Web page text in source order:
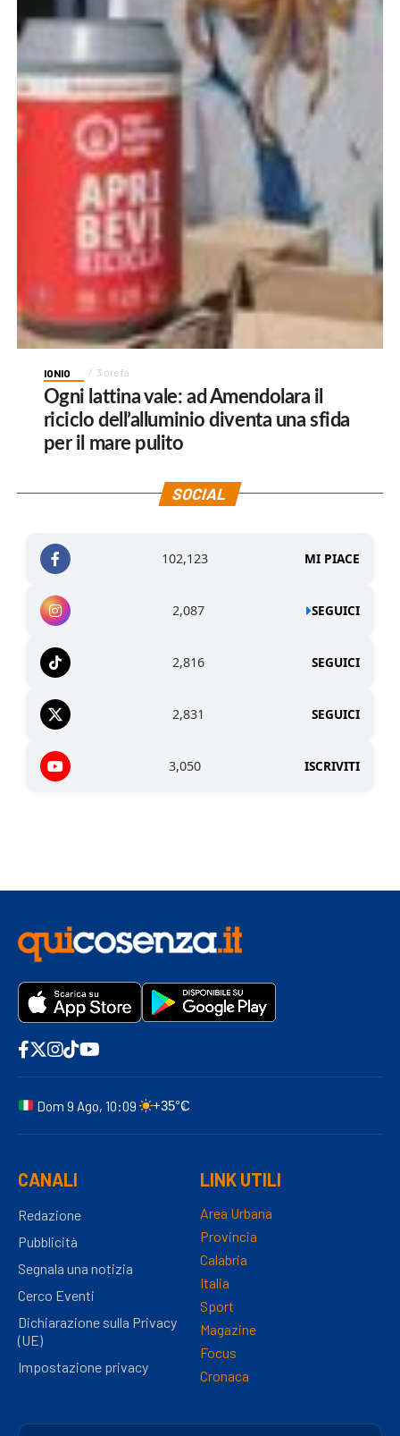
IONIO 3 ore fa
Ogni lattina vale: ad Amendolara il
riciclo dell’alluminio diventa una sfida
per il mare pulito
SOCIAL
102,123 MI PIACE
2,087 SEGUICI
2,816 SEGUICI
2,831 SEGUICI
3,050 ISCRIVITI
Dom 9 Ago, 10:09 +35°C
CANALI
Redazione
Pubblicità
Segnala una notizia
Cerco Eventi
Dichiarazione sulla Privacy
(UE)
Impostazione privacy
LINK UTILI
Area Urbana
Provincia
Calabria
Italia
Sport
Magazine
Focus
Cronaca